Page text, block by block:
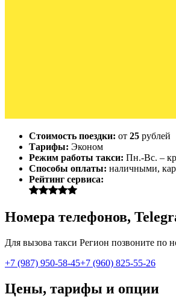
Стоимость поездки: от 25 рублей
Тарифы: Эконом
Режим работы такси: Пн.-Вс. –
Способы оплаты: наличными,
Рейтинг сервиса:
Номера телефонов,
Для вызова такси Регион позвоните по
+7 (987) 950-58-45+7 (960) 825-55-26
Цены, тарифы и опции